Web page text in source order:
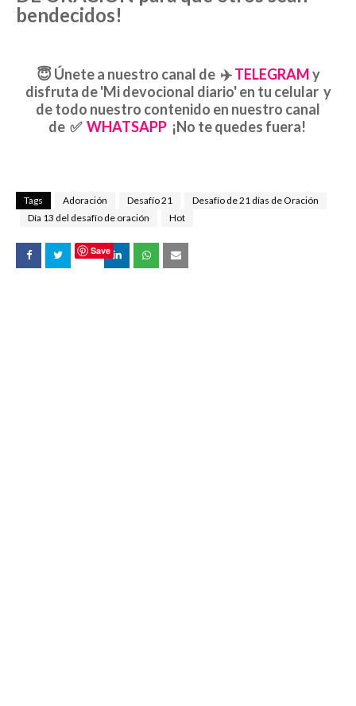
bendecidos!
😇Únete a nuestro canal de ✈️ TELEGRAMy
disfruta de 'Mi devocional diario' en tu celular y
de todo nuestro contenido en nuestro canal
de ✅ WHATSAPP¡No te quedes fuera!
Tags Adoración Desafío 21
Desafío de 21 días de Oración
Día 13 del desafío de oración
Hot
Save